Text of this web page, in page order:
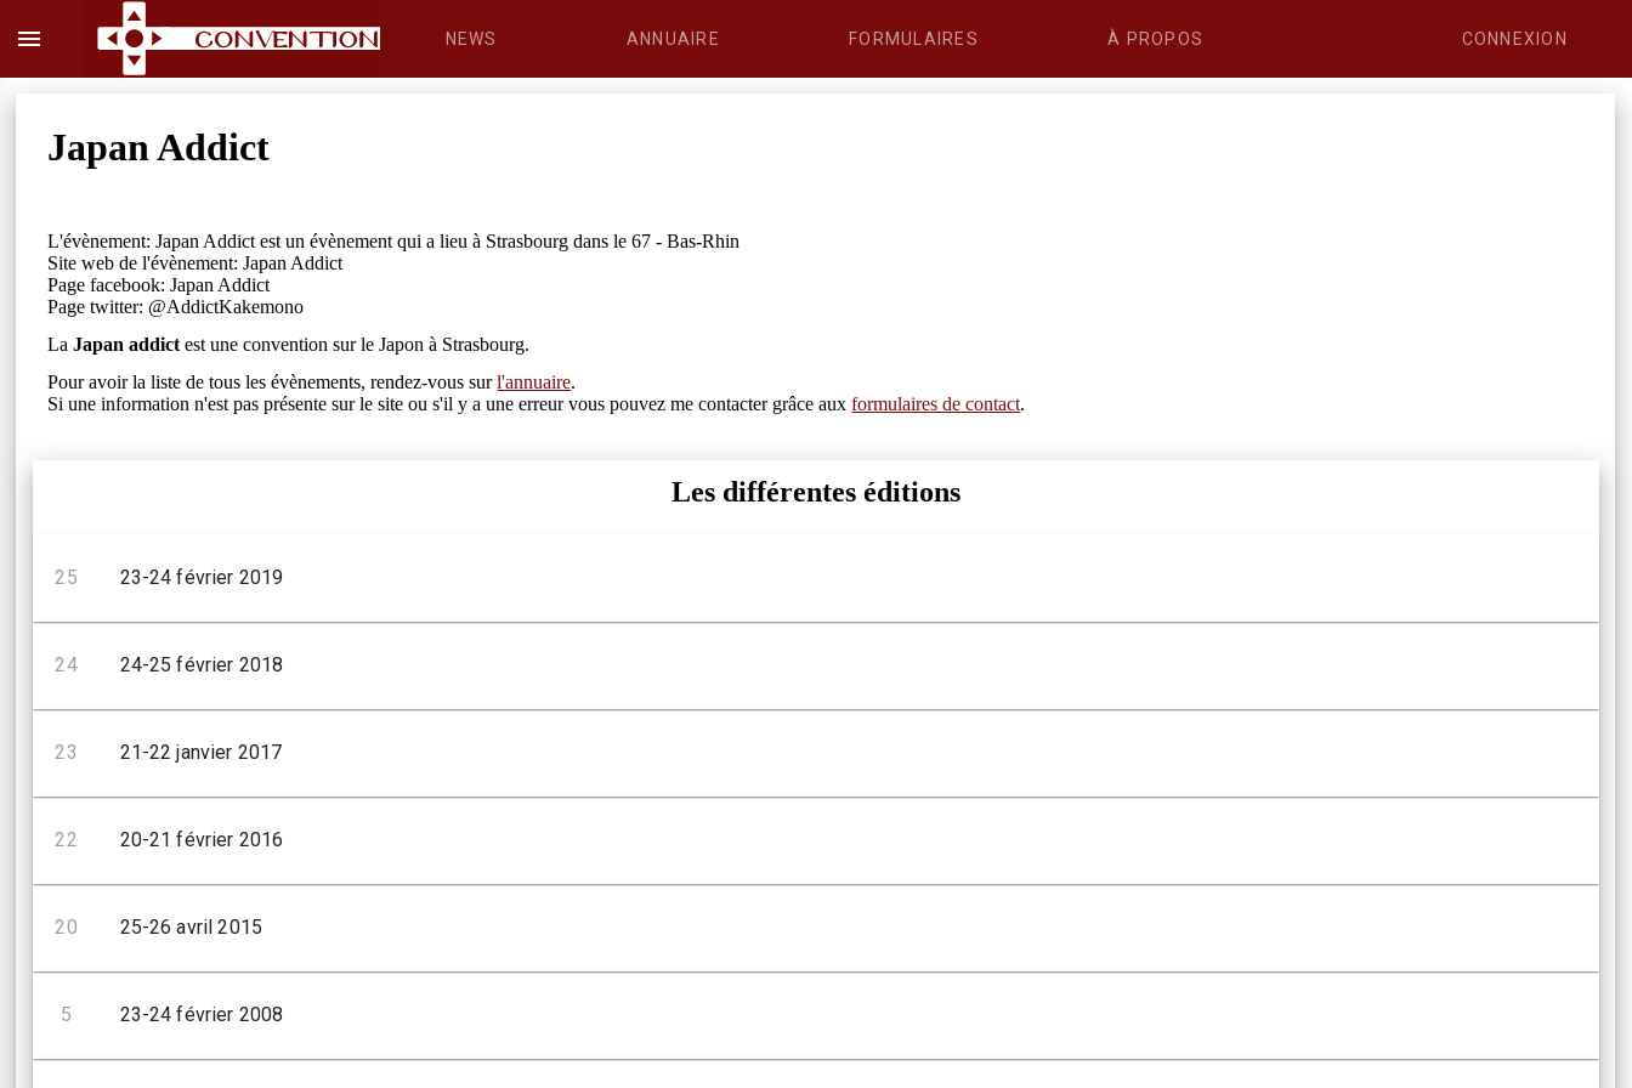
menu NEWS ANNUAIRE FORMULAIRES À PROPOS CONNEXION
Japan Addict
L'évènement: Japan Addict est un évènement qui a lieu à Strasbourg dans le 67 - Bas-Rhin
Site web de l'évènement: Japan Addict
Page facebook: Japan Addict
Page twitter: @AddictKakemono
LaJapan addict est une convention sur le Japon à Strasbourg.
Pour avoir la liste de tous les évènements, rendez-vous surl'annuaire.
Si une information n'est pas présente sur le site ou s'il y a une erreur vous pouvez me contacter grâce auxformulaires de contact.
Les différentes éditions
25 23-24 février 2019
24 24-25 février 2018
23 21-22 janvier 2017
22 20-21 février 2016
20 25-26 avril 2015
5 23-24 février 2008